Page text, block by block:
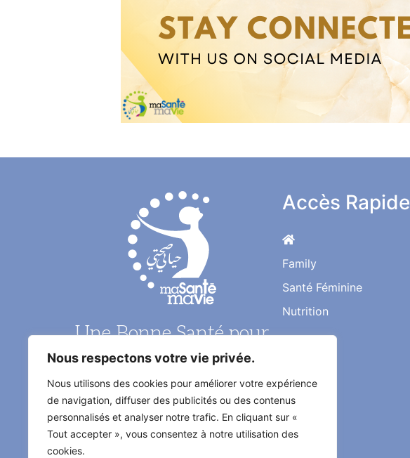
Nous respectons votre vie privée.
Nous utilisons des cookies pour améliorer votre expérience
de navigation, diffuser des publicités ou des contenus
personnalisés et analyser notre trafic. En cliquant sur «
Tout accepter », vous consentez à notre utilisation des
cookies.
Une Bonne Santé pour
une Vie Meilleure
Le magazine santé au quotidien de
l'information médical décrypté par
les médecins et les experts
Accès Rapide
Family
Santé Féminine
Nutrition